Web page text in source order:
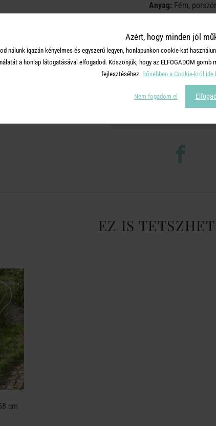
Anyag:Fém,
Kezelési útmutató:Szennyeződés esetén
adódóan nem helyezhető csomagautomatába, ezért kérjük,
EZ IS
cm
Azért, hogy minden jól
nálunk igazán kényelmes és egyszerű legyen, honlapunkon cookie-kat
a honlap látogatásával elfogadod. Köszönjük, hogy az ELFOGADOM
fejlesztéséhez. Bővebben a Cookie-król
Nem fogadom el